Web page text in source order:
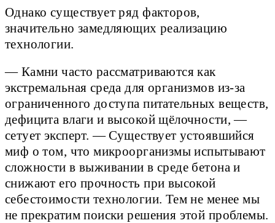
Однако существует ряд факторов,
значительно замедляющих реализацию
технологии.
— Камни часто рассматриваются как
экстремальная среда для организмов из-за
ограниченного доступа питательных веществ,
дефицита влаги и высокой щёлочности, —
сетует эксперт. — Существует устоявшийся
миф о том, что микроорганизмы испытывают
сложности в выживании в среде бетона и
снижают его прочность при высокой
себестоимости технологии. Тем не менее мы
не прекратим поиски решения этой проблемы.